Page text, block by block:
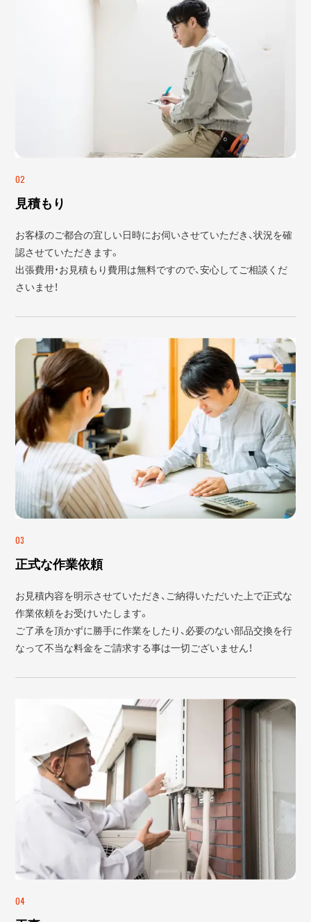
02
見積もり
お客様のご都合の宜しい日時にお伺いさせていただき、状況を確
認させていただきます。
出張費用・お見積もり費用は無料ですので、安心してご相談くだ
さいませ！
03
正式な作業依頼
お見積内容を明示させていただき、ご納得いただいた上で正式な
作業依頼をお受けいたします。
ご了承を頂かずに勝手に作業をしたり、必要のない部品交換を行
なって不当な料金をご請求する事は一切ございません！
04